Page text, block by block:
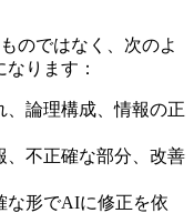
のではなく、次のよ
ります：
、論理構成、情報の正
、不正確な部分、改善
な形でAIに修正を依